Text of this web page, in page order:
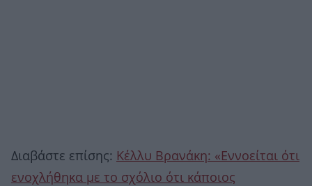
Διαβάστε επίσης: Κέλλυ Βρανάκη: «Εννοείται ότι
ενοχλήθηκα με το σχόλιο ότι κάποιος